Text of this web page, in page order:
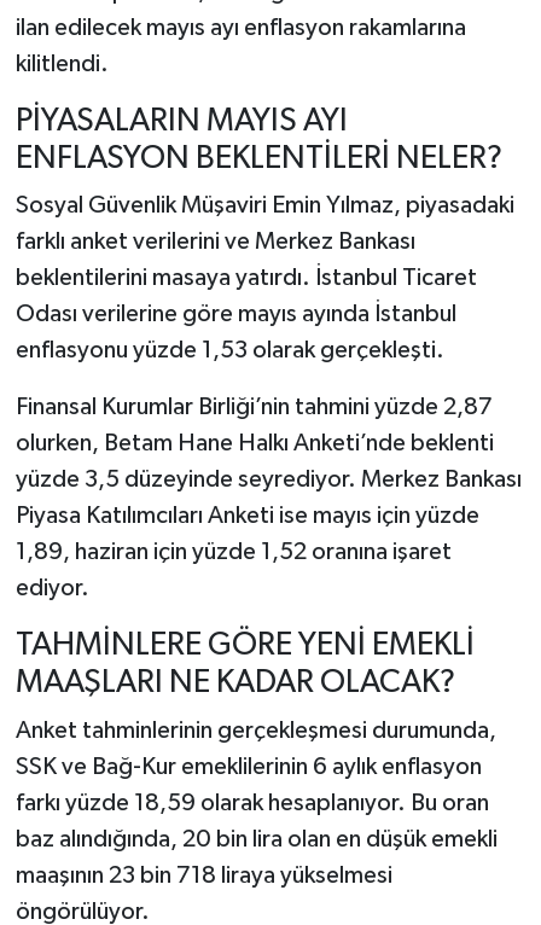
ilan edilecek mayıs ayı enflasyon rakamlarına
kilitlendi.
PİYASALARIN MAYIS AYI
ENFLASYON BEKLENTİLERİ NELER?
Sosyal Güvenlik Müşaviri Emin Yılmaz, piyasadaki
farklı anket verilerini ve Merkez Bankası
beklentilerini masaya yatırdı. İstanbul Ticaret
Odası verilerine göre mayıs ayında İstanbul
enflasyonu yüzde 1,53 olarak gerçekleşti.
Finansal Kurumlar Birliği’nin tahmini yüzde 2,87
olurken, Betam Hane Halkı Anketi’nde beklenti
yüzde 3,5 düzeyinde seyrediyor. Merkez Bankası
Piyasa Katılımcıları Anketi ise mayıs için yüzde
1,89, haziran için yüzde 1,52 oranına işaret
ediyor.
TAHMİNLERE GÖRE YENİ EMEKLİ
MAAŞLARI NE KADAR OLACAK?
Anket tahminlerinin gerçekleşmesi durumunda,
SSK ve Bağ-Kur emeklilerinin 6 aylık enflasyon
farkı yüzde 18,59 olarak hesaplanıyor. Bu oran
baz alındığında, 20 bin lira olan en düşük emekli
maaşının 23 bin 718 liraya yükselmesi
öngörülüyor.